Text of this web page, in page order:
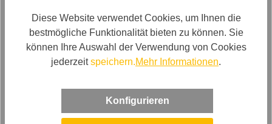
Angebot bestehend aus: Wandspiegel mit Beleuchtung
und Ablage ca. 80x141x13,3cm, in grün
In den Filialen und online bestellbar, allerdings nicht in
den Filialen ausgestellt.
Diese Website verwendet Cookies, um Ihnen die
bestmögliche Funktionalität bieten zu können. Sie
können Ihre Auswahl der Verwendung von Cookies
jederzeitspeichern.Mehr Informationen.
Konfigurieren